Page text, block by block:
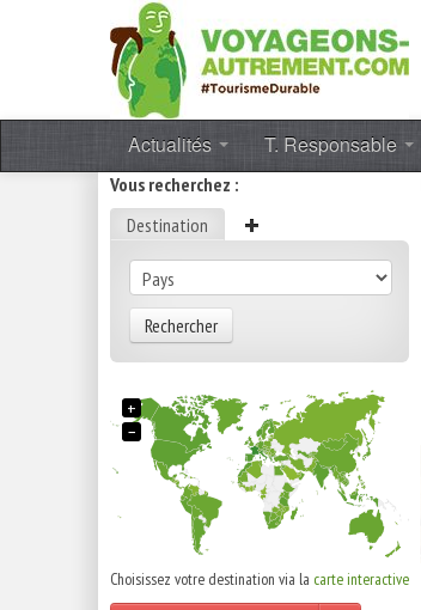
Actualités T. Responsable
Vous recherchez :
Destination
Rechercher
+
−
Choisissez votre destination via la carte interactive